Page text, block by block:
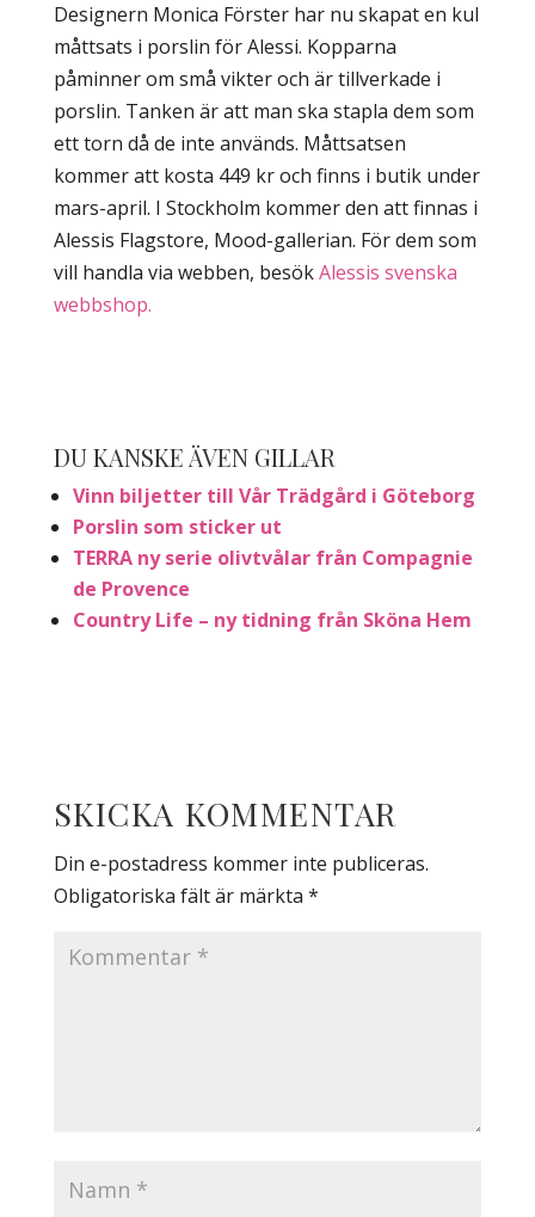
Designern Monica Förster har nu skapat en kul
måttsats i porslin för Alessi. Kopparna
påminner om små vikter och är tillverkade i
porslin. Tanken är att man ska stapla dem som
ett torn då de inte används. Måttsatsen
kommer att kosta 449 kr och finns i butik under
mars-april. I Stockholm kommer den att finnas i
Alessis Flagstore, Mood-gallerian. För dem som
vill handla via webben, besökAlessis svenska
webbshop.
DU KANSKE ÄVEN GILLAR
Vinn biljetter till Vår Trädgård i Göteborg
Porslin som sticker ut
TERRA ny serie olivtvålar från Compagnie
de Provence
Country Life – ny tidning från Sköna Hem
SKICKA KOMMENTAR
Din e-postadress kommer inte publiceras.
Obligatoriska fält är märkta *